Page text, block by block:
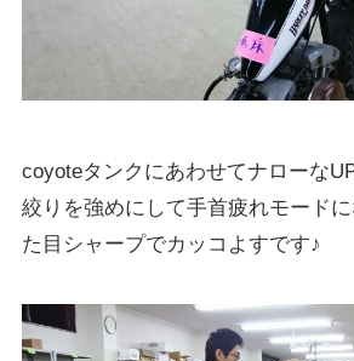
coyoteタンクにあわせてナローな
絞りを強めにして手首疲れモード
た目シャープでカッコよすです♪